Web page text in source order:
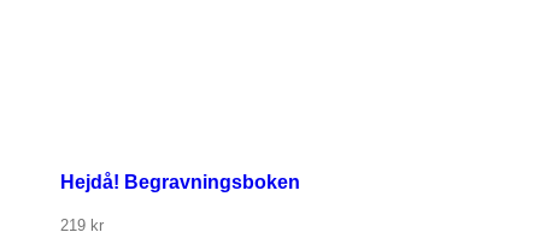
Hejdå! Begravningsboken
219 kr